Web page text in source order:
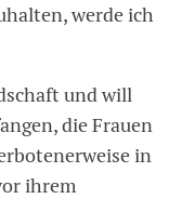
werde ich
und will
die Frauen
in
ihrem